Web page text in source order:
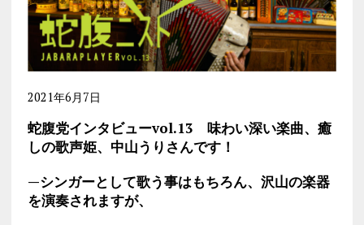
2021年6月7日
蛇腹党インタビューvol.13 味わい深い楽曲、 癒
しの歌声姫、中山うりさんです！
—シンガーとして歌う事はもちろん、沢山の楽器
を演奏されますが、